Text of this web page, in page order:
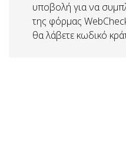
υποβολή για να
της φόρμας
θα λάβετε κωδικό